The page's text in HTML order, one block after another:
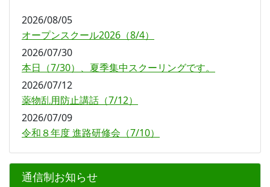
2026/08/05
オープンスクール2026（8/4）
2026/07/30
本日（7/30）、夏季集中スクーリングです。
2026/07/12
薬物乱用防止講話（7/12）
2026/07/09
令和８年度 進路研修会（7/10）
通信制お知らせ